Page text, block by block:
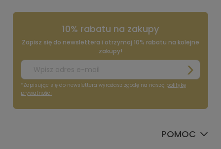
10% rabatu na zakupy
Zapisz się do newslettera i otrzymaj 10% rabatu na kolejne
zakupy!
*Zapisując się do newslettera wyrażasz zgodę na naszą politykę
prywatności
POMOC